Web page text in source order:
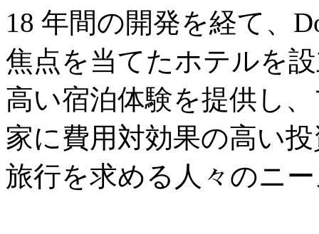
18 年間の開発を経て、
焦点を当てたホテルを
高い宿泊体験を提供し
家に費用対効果の高い
旅行を求める人々のニ